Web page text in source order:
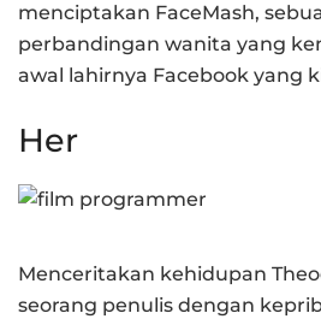
menciptakan FaceMash,
perbandingan wanita yang
awal lahirnya Facebook yang
Her
Menceritakan kehidupan
seorang penulis dengan